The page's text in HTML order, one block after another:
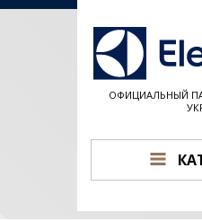
ОФИЦИАЛЬНЫЙ